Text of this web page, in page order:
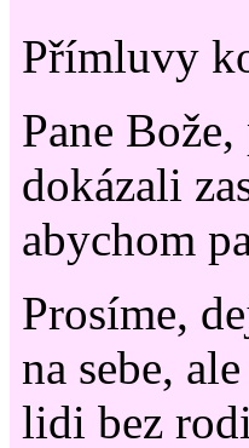
Přímluvy
Pane
dokázali
abychom
Prosíme,
na sebe,
lidi bez